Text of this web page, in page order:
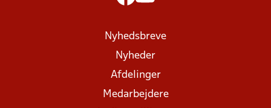
Nyhedsbreve
Nyheder
Afdelinger
Medarbejdere